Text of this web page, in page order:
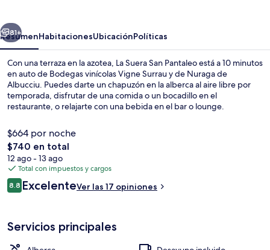
Siguiente
81+
ResumenHabitacionesUbicaciónPolíticas
Con una terraza en la azotea, La Suera San Pantaleo está a 10 minutos
en auto de Bodegas vinícolas Vigne Surrau y de Nuraga de
Albucciu. Puedes darte un chapuzón en la alberca al aire libre por
temporada, disfrutar de una comida o un bocadillo en el
restaurante, o relajarte con una bebida en el bar o lounge.
pocos minutos en auto.
$664 por noche
El
precio
total
es
de
$740 en total
12 ago - 13 ago
Total con impuestos y cargos
Opiniones
8.88.8 de 10,
ExcelenteVer las 17 opiniones
Servicios principales